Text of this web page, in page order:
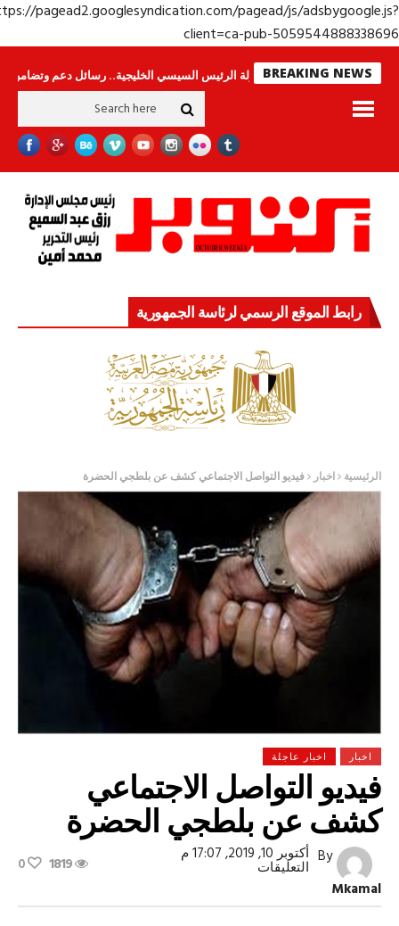
https://pagead2.googlesyndication.com/pagead/js/
client=ca-pub-
BREAKING NEWS
لا ينامون جولة الرئيس السيسي الخليجية.. رسائل دعم وتضامن للأشقاء
رابط الموقع الرسمي لرئاسة الجمهورية
الرئيسية اخبار فيديو التواصل الاجتماعي كشف عن بلطجي الحضرة
اخبار اخبار عاجلة
فيديو التواصل الاجتماعي
كشف عن بلطجي الحضرة
By
Mkamal
أكتوبر 10, 2019, 17:07 م
التعليقاتعلى
الاجتماعي
1819
0